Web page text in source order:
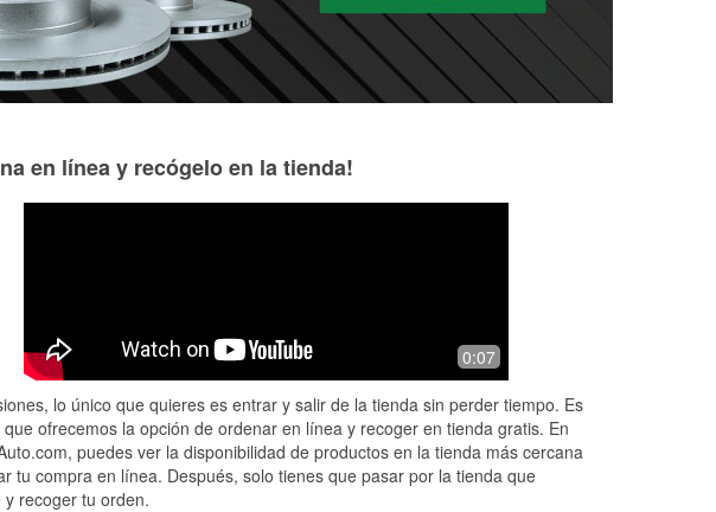
helpful, nice and
Ty Tim!.
David helped me and he was
amazing. Listened to what I needed
me! Highly recommend.
en línea y recógelo en la tienda!
0:07
lo único que quieres es entrar y salir de la tienda sin perder tiempo. Es
ofrecemos la opción de ordenar en línea y recoger en tienda gratis. En
puedes ver la disponibilidad de productos en la tienda más cercana
tu compra en línea. Después, solo tienes que pasar por la tienda que
y recoger tu orden.